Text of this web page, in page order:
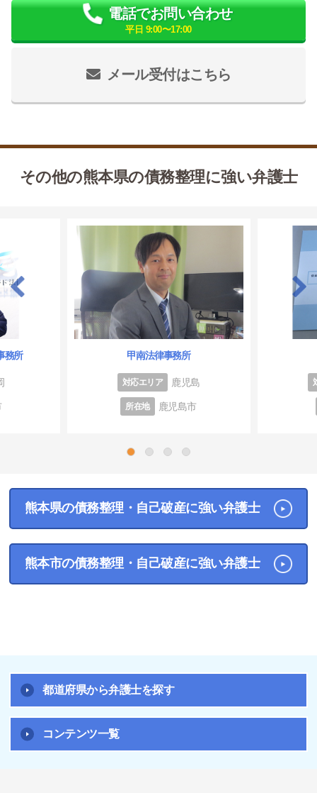
メール受付はこちら
電話でお問い合わせ
平日 9:00〜17:00
その他の熊本県の債務整理に強い弁護士
務所 甲南法律事務所
対応エリア 鹿児島
所在地 鹿児島市
熊本県の債務整理・自己破産に強い弁護士
熊本市の債務整理・自己破産に強い弁護士
都道府県から弁護士を探す
コンテンツ一覧